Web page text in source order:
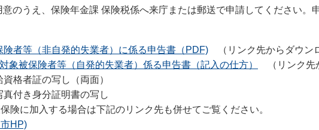
のうえ、保険年金課 保険税係へ来庁または郵送で申請してください。
険者等（非自発的失業者）に係る申告書（PDF) （リンク先からダウン
象被保険者等（自発的失業者）係る申告書（記入の仕方）
（リンク先
資格者証の写し（両面）
真付き身分証明書の写し
険に加入する場合は下記のリンク先も併せてご覧ください。
HP)